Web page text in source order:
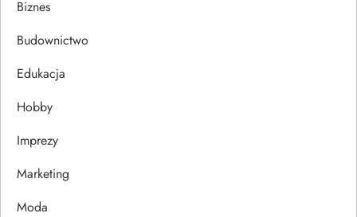
c
a
w
p
Biznes
Budownictwo
Edukacja
Hobby
Imprezy
Marketing
Moda